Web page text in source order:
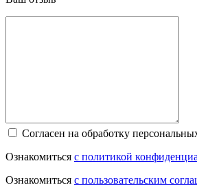
Согласен на обработку
Ознакомиться с политикой
Ознакомиться с пользовательским